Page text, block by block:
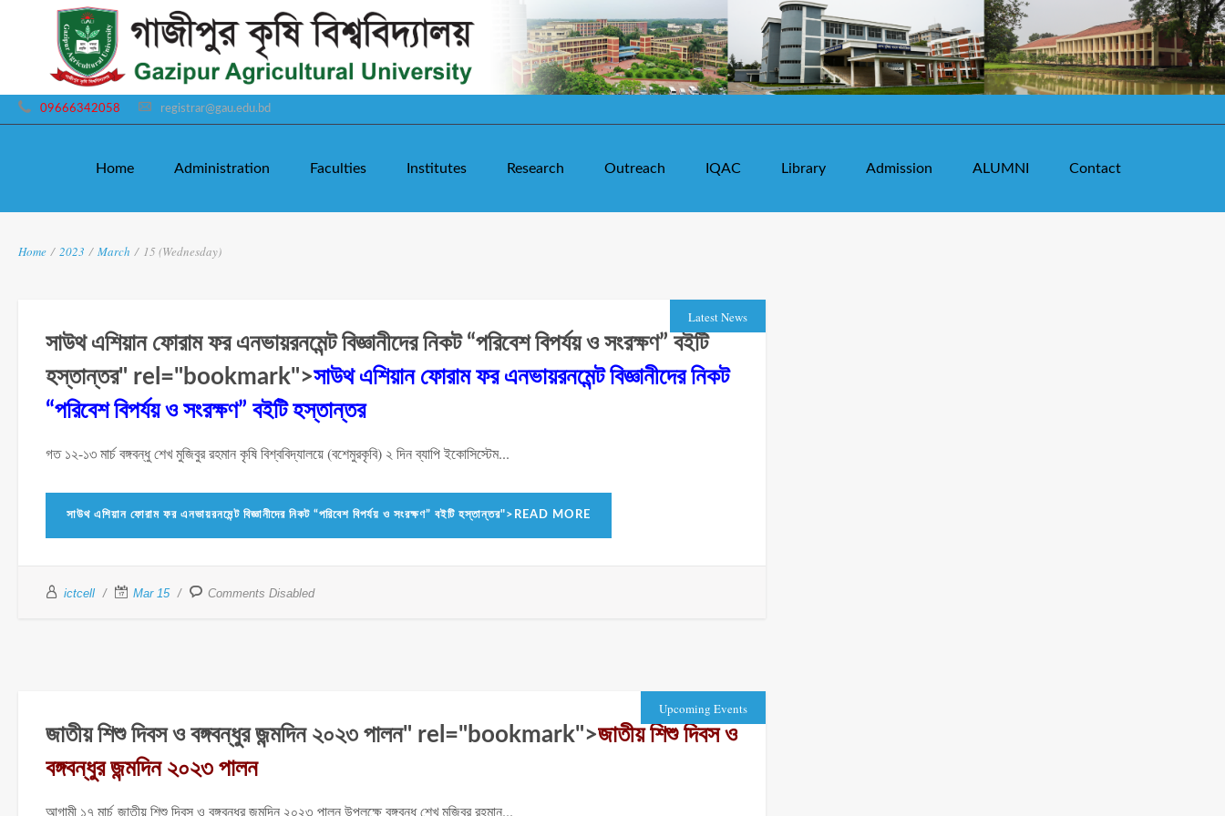
09666342058 registrar@gau.edu.bd
Home Administration Faculties Institutes Research Outreach IQAC Library Admission ALUMNI Contact
Home / 2023 / March / 15 (Wednesday)
Latest News
সাউথ এশিয়ান ফোরাম ফর এনভায়রনমেন্ট বিজ্ঞানীদের নিকট “পরিবেশ বিপর্যয় ও সংরক্ষণ” বইটি
হস্তান্তর" rel="bookmark">সাউথ এশিয়ান ফোরাম ফর এনভায়রনমেন্ট বিজ্ঞানীদের নিকট
“পরিবেশ বিপর্যয় ও সংরক্ষণ” বইটি হস্তান্তর
গত ১২-১৩ মার্চ বঙ্গবন্ধু শেখ মুজিবুর রহমান কৃষি বিশ্ববিদ্যালয়ে (বশেমুরকৃবি) ২ দিন ব্যাপি ইকোসিস্টেম...
সাউথ এশিয়ান ফোরাম ফর এনভায়রনমেন্ট বিজ্ঞানীদের নিকট “পরিবেশ বিপর্যয় ও সংরক্ষণ” বইটি হস্তান্তর">READ MORE
ictcell Mar 15 Comments Disabled
Upcoming Events
জাতীয় শিশু দিবস ও বঙ্গবন্ধুর জন্মদিন ২০২৩ পালন" rel="bookmark">জাতীয় শিশু দিবস ও
বঙ্গবন্ধুর জন্মদিন ২০২৩ পালন
আগামী ১৭ মার্চ জাতীয় শিশু দিবস ও বঙ্গবন্ধুর জন্মদিন ২০২৩ পালন উপলক্ষে বঙ্গবন্ধু শেখ মুজিবুর রহমান...